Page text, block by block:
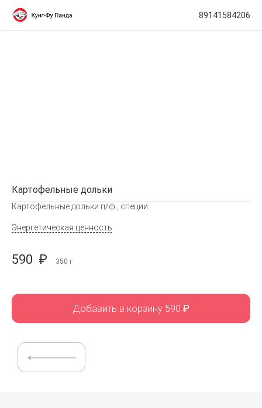
89141584206
Картофельные дольки
Картофельные дольки п/ф., специи.
Энергетическая ценность
590 ₽ 350 г
Добавить в корзину 590 ₽